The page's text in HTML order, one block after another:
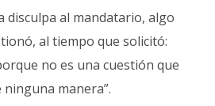
disculpa al mandatario, algo
al tiempo que solicitó:
no es una cuestión que
manera”.